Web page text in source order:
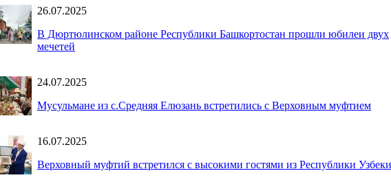
26.07.2025
В Дюртюлинском районе Республики Башкортостан прошли юбилеи двух
мечетей
24.07.2025
Мусульмане из с.Средняя Елюзань встретились с Верховным муфтием
16.07.2025
Верховный муфтий встретился с высокими гостями из Республики